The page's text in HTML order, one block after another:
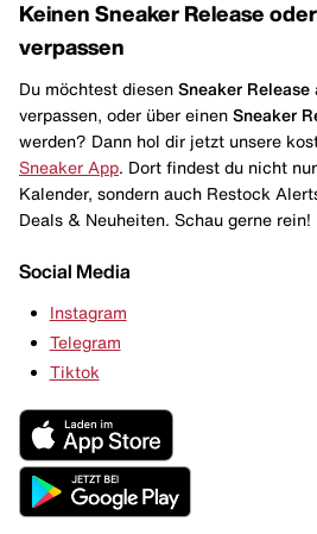
Keinen Sneaker Release
verpassen
Du möchtest diesen Sneaker Release
verpassen, oder über einen Sneaker
werden? Dann hol dir jetzt unsere
Sneaker App . Dort findest du nicht
Kalender, sondern auch Restock
Deals & Neuheiten. Schau gerne rein!
Social Media
Instagram
Telegram
Tiktok